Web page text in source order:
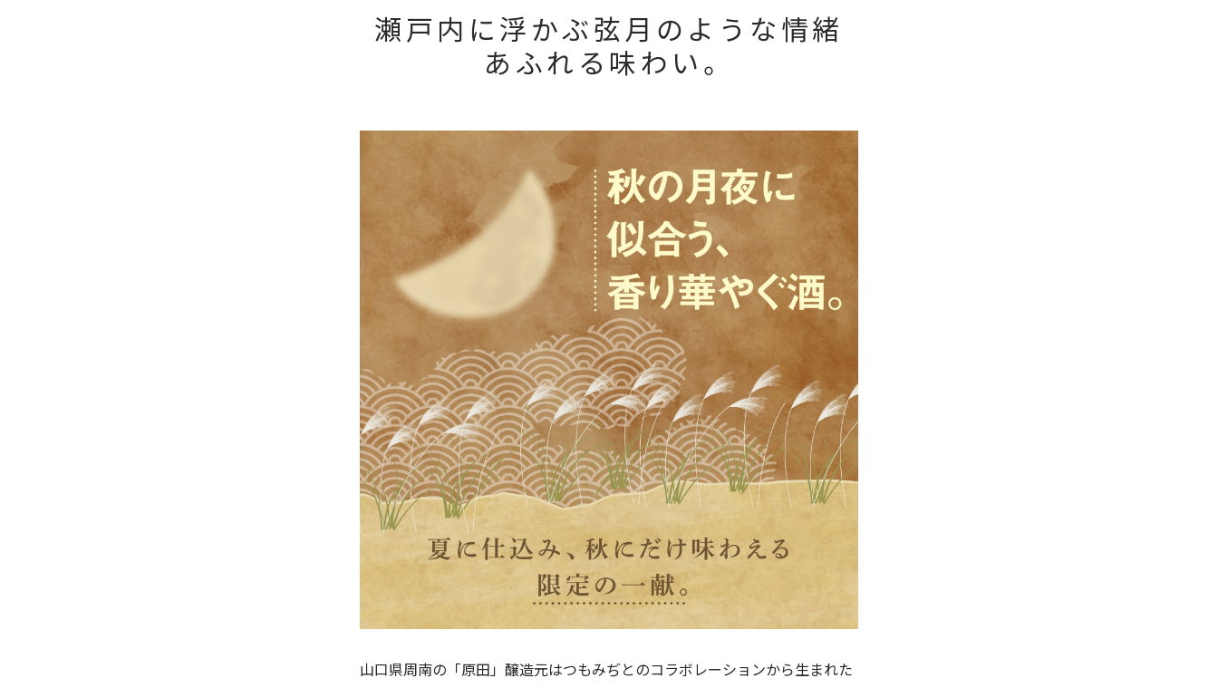
瀬戸内に浮かぶ弦月のような情緒
あふれる味わい。
山口県周南の「原田」醸造元はつもみぢとのコラボレーションから生まれた